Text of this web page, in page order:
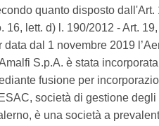
quanto disposto dall'Art.
16, lett. d) l. 190/2012 - Art.
data dal 1 novembre 2019
S.p.A. è stata
fusione per
società di gestione
è una società a